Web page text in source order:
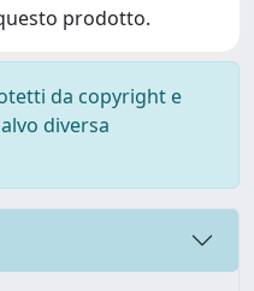
prodotto.
da copyright e
diversa